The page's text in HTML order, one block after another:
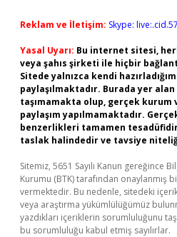
Reklam ve İletişim: Skype:
Yasal Uyarı: Bu internet sitesi,
veya şahıs şirketi ile hiçbir
Sitede yalnızca kendi
paylaşılmaktadır. Burada yer
taşımamakta olup, gerçek kurum
paylaşım yapılmamaktadır.
benzerlikleri tamamen
taslak halindedir ve tavsiye
Sitemiz, 5651 Sayılı Kanun gereğince
Kurumu (BTK) tarafından onaylanmış
vermektedir. Bu nedenle, sitedeki
veya araştırma yükümlülüğümüz
yazdıkları içeriklerin sorumluluğunu
bu sorumluluğu kabul etmiş sayılırlar.